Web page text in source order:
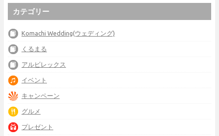
カテゴリー
Komachi Wedding(ウェディング)
くるまる
アルビレックス
イベント
キャンペーン
グルメ
プレゼント